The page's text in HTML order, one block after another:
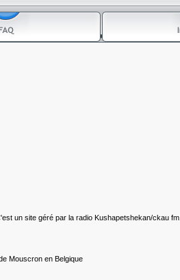
un site géré par la radio Kushapetshekan/ckau fm.
Mouscron en Belgique